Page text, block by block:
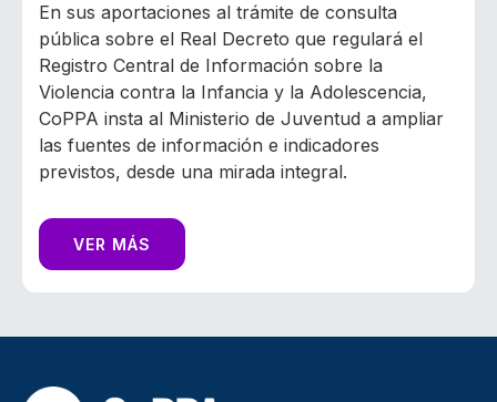
En sus aportaciones al trámite de consulta
pública sobre el Real Decreto que regulará el
Registro Central de Información sobre la
Violencia contra la Infancia y la Adolescencia,
CoPPA insta al Ministerio de Juventud a ampliar
las fuentes de información e indicadores
previstos, desde una mirada integral.
VER MÁS